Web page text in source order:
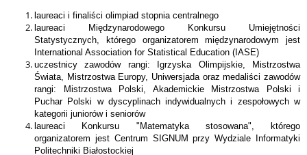
laureaci i finaliści olimpiad stopnia centralnego
laureaci Międzynarodowego Konkursu Umiejętności
Statystycznych, którego organizatorem międzynarodowym jest
International Association for Statistical Education (IASE)
uczestnicy zawodów rangi: Igrzyska Olimpijskie, Mistrzostwa
Świata, Mistrzostwa Europy, Uniwersjada oraz medaliści zawodów
rangi: Mistrzostwa Polski, Akademickie Mistrzostwa Polski i
Puchar Polski w dyscyplinach indywidualnych i zespołowych w
kategorii juniorów i seniorów
laureaci Konkursu "Matematyka stosowana", którego
organizatorem jest Centrum SIGNUM przy Wydziale Informatyki
Politechniki Białostockiej